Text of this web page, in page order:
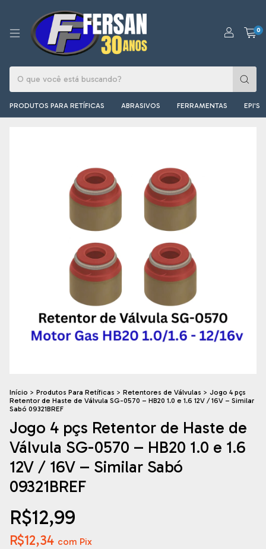
0
PRODUTOS PARA RETÍFICAS ABRASIVOS FERRAMENTAS EPI'S
Início > Produtos Para Retíficas > Retentores de Válvulas > Jogo 4 pçs
Retentor de Haste de Válvula SG-0570 – HB20 1.0 e 1.6 12V / 16V – Similar
Sabó 09321BREF
Jogo 4 pçs Retentor de Haste de
Válvula SG-0570 – HB20 1.0 e 1.6
12V / 16V – Similar Sabó
09321BREF
R$12,99
R$12,34 com Pix